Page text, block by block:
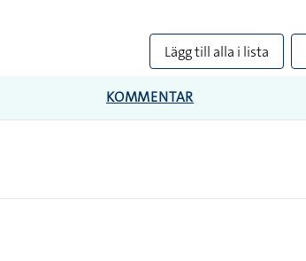
Lägg till alla i lista
KOMMENTAR